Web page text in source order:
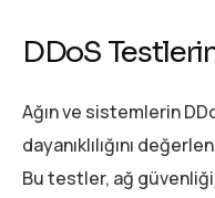
DDoS
Ağın ve sistemlerin
dayanıklılığını
Bu testler, ağ